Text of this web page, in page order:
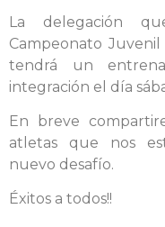
La delegación
Campeonato
tendrá un
integración el día
En breve
atletas que nos
nuevo desafío.
Éxitos a todos!!